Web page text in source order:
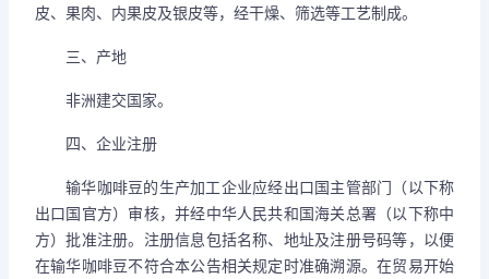
皮、果肉、内果皮及银皮等，经干燥、筛选等工艺制成。
三、产地
非洲建交国家。
四、企业注册
输华咖啡豆的生产加工企业应经出口国主管部门（以下称
出口国官方）审核，并经中华人民共和国海关总署（以下称中
方）批准注册。注册信息包括名称、地址及注册号码等，以便
在输华咖啡豆不符合本公告相关规定时准确溯源。在贸易开始